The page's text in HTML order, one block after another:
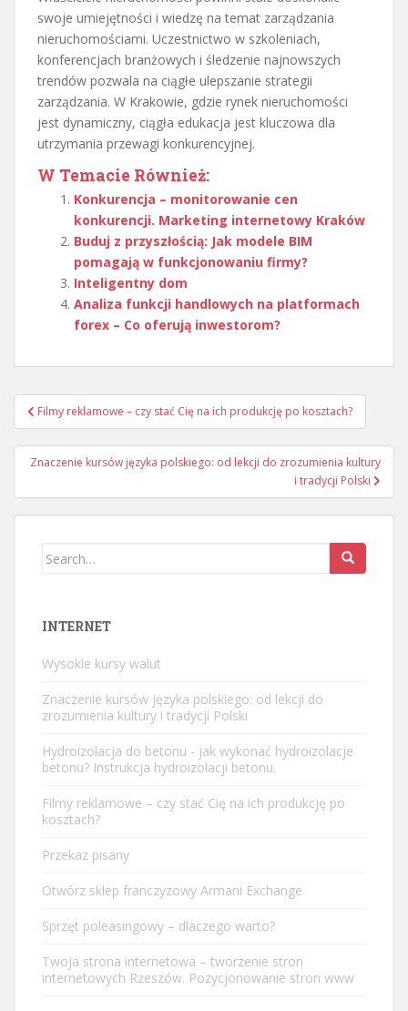
swoje umiejętności i wiedzę na temat zarządzania
nieruchomościami. Uczestnictwo w szkoleniach,
konferencjach branżowych i śledzenie najnowszych
trendów pozwala na ciągłe ulepszanie strategii
zarządzania. W Krakowie, gdzie rynek nieruchomości
jest dynamiczny, ciągła edukacja jest kluczowa dla
utrzymania przewagi konkurencyjnej.
W Temacie Również:
Konkurencja – monitorowanie cen
konkurencji. Marketing internetowy Kraków
Buduj z przyszłością: Jak modele BIM
pomagają w funkcjonowaniu firmy?
Inteligentny dom
Analiza funkcji handlowych na platformach
forex – Co oferują inwestorom?
Nawigacja
wpisu
Filmy reklamowe – czy stać Cię na ich produkcję po kosztach?
Znaczenie kursów języka polskiego: od lekcji do zrozumienia kultury
i tradycji Polski
Search
INTERNET
Wysokie kursy walut
Znaczenie kursów języka polskiego: od lekcji do
zrozumienia kultury i tradycji Polski
Hydroizolacja do betonu - jak wykonać hydroizolacje
betonu? Instrukcja hydroizolacji betonu.
Filmy reklamowe – czy stać Cię na ich produkcję po
kosztach?
Przekaz pisany
Otwórz sklep franczyzowy Armani Exchange
Sprzęt poleasingowy – dlaczego warto?
Twoja strona internetowa – tworzenie stron
internetowych Rzeszów. Pozycjonowanie stron www